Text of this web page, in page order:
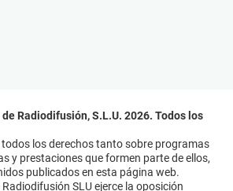
Radiodifusión, S.L.U. 2026. Todos los
los derechos tanto sobre programas
y prestaciones que formen parte de ellos,
publicados en esta página web.
SLU ejerce la oposición